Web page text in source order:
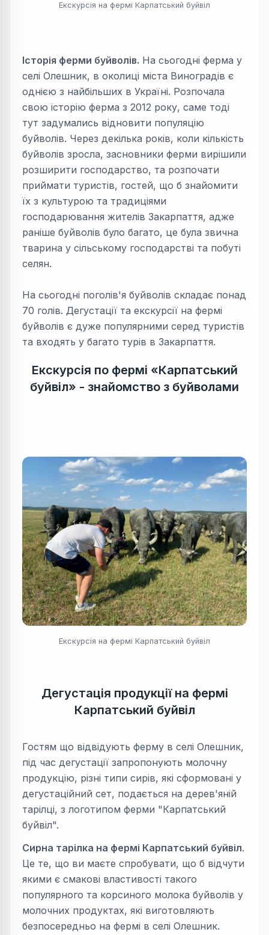
Екскурсія на фермі Карпатський буйвіл
Історія ферми буйволів. На сьогодні ферма у
селі Олешник, в околиці міста Виноградів є
однією з найбільших в Україні. Розпочала
свою історію ферма з 2012 року, саме тоді
тут задумались відновити популяцію
буйволів. Через декілька років, коли кількість
буйволів зросла, засновники ферми вирішили
розширити господарство, та розпочати
приймати туристів, гостей, що б знайомити
їх з культурою та традиціями
господарювання жителів Закарпаття, адже
раніше буйволів було багато, це була звична
тварина у сільському господарстві та побуті
селян.
На сьогодні поголів'я буйволів складає понад
70 голів. Дегустації та екскурсії на фермі
буйволів є дуже популярними серед туристів
та входять у багато турів в Закарпаття.
Екскурсія по фермі «Карпатський
буйвіл» - знайомство з буйволами
Екскурсія на фермі Карпатський буйвіл
Дегустація продукції на фермі
Карпатський буйвіл
Гостям що відвідують ферму в селі Олешник,
під час дегустації запропонують молочну
продукцію, різні типи сирів, які сформовані у
дегустаційний сет, подається на дерев'яній
тарілці, з логотипом ферми "Карпатський
буйвіл".
Сирна тарілка на фермі Карпатський буйвіл.
Це те, що ви маєте спробувати, що б відчути
якими є смакові властивості такого
популярного та корсиного молока буйволів у
молочних продуктах, які виготовляють
безпосередньо на фермі в селі Олешник.